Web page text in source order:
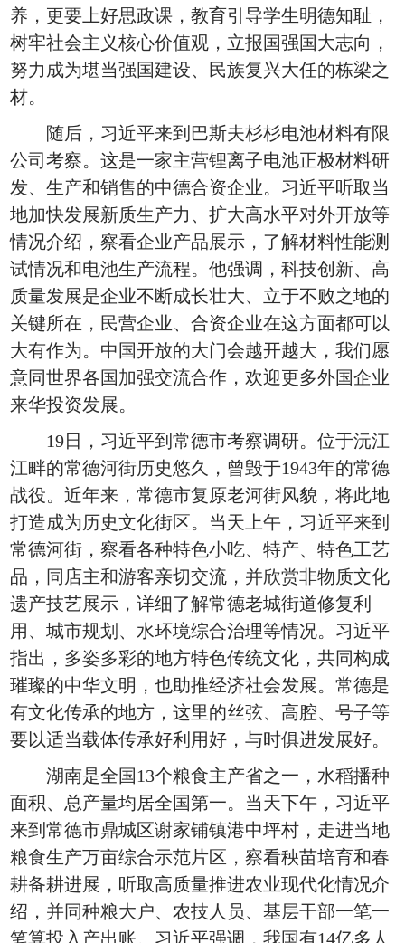
养，更要上好思政课，教育引导学生明德知耻，
树牢社会主义核心价值观，立报国强国大志向，
努力成为堪当强国建设、民族复兴大任的栋梁之
材。
随后，习近平来到巴斯夫杉杉电池材料有限
公司考察。这是一家主营锂离子电池正极材料研
发、生产和销售的中德合资企业。习近平听取当
地加快发展新质生产力、扩大高水平对外开放等
情况介绍，察看企业产品展示，了解材料性能测
试情况和电池生产流程。他强调，科技创新、高
质量发展是企业不断成长壮大、立于不败之地的
关键所在，民营企业、合资企业在这方面都可以
大有作为。中国开放的大门会越开越大，我们愿
意同世界各国加强交流合作，欢迎更多外国企业
来华投资发展。
19日，习近平到常德市考察调研。位于沅江
江畔的常德河街历史悠久，曾毁于1943年的常德
战役。近年来，常德市复原老河街风貌，将此地
打造成为历史文化街区。当天上午，习近平来到
常德河街，察看各种特色小吃、特产、特色工艺
品，同店主和游客亲切交流，并欣赏非物质文化
遗产技艺展示，详细了解常德老城街道修复利
用、城市规划、水环境综合治理等情况。习近平
指出，多姿多彩的地方特色传统文化，共同构成
璀璨的中华文明，也助推经济社会发展。常德是
有文化传承的地方，这里的丝弦、高腔、号子等
要以适当载体传承好利用好，与时俱进发展好。
湖南是全国13个粮食主产省之一，水稻播种
面积、总产量均居全国第一。当天下午，习近平
来到常德市鼎城区谢家铺镇港中坪村，走进当地
粮食生产万亩综合示范片区，察看秧苗培育和春
耕备耕进展，听取高质量推进农业现代化情况介
绍，并同种粮大户、农技人员、基层干部一笔一
笔算投入产出账。习近平强调，我国有14亿多人